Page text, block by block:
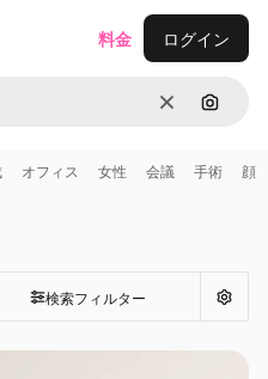
消去 画像で
料金 ログイン
オフィス 女性 会議 手術 顔
検索フィルター